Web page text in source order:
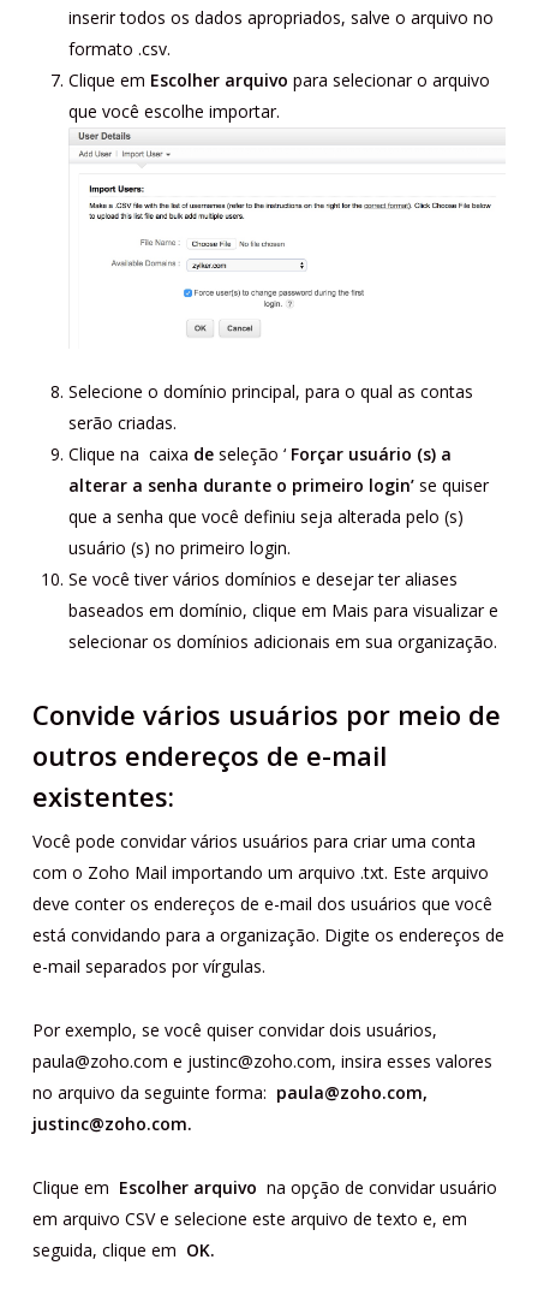
inserir todos os dados apropriados, salve o arquivo no
formato .csv.
Clique em Escolher arquivo para selecionar o arquivo
que você escolhe importar.
Selecione o domínio principal, para o qual as contas
serão criadas.
Clique na caixa deseleção ‘ Forçar usuário (s) a
alterar a senha durante o primeiro login’se quiser
que a senha que você definiu seja alterada pelo (s)
usuário (s) no primeiro login.
Se você tiver vários domínios e desejar ter aliases
baseados em domínio, clique em Mais para visualizar e
selecionar os domínios adicionais em sua organização.
Convide vários usuários por meio de
outros endereços de e-mail
existentes:
Você pode convidar vários usuários para criar uma conta
com o Zoho Mail importando um arquivo .txt. Este arquivo
deve conter os endereços de e-mail dos usuários que você
está convidando para a organização. Digite os endereços de
e-mail separados por vírgulas.
Por exemplo, se você quiser convidar dois usuários,
paula@zoho.com e justinc@zoho.com, insira esses valores
no arquivo da seguinte forma: paula@zoho.com,
justinc@zoho.com.
Clique em Escolher arquivo na opção de convidar usuário
em arquivo CSV e selecione este arquivo de texto e, em
seguida, clique em OK.